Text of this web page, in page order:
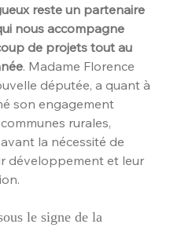
reste un partenaire
nous accompagne
de projets tout au
. Madame Florence
députée, a quant à
son engagement
rurales,
la nécessité de
développement et leur
le signe de la